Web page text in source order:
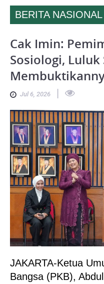
BERITA NASIONAL
Cak Imin:
Sosiologi, Luluk
Jul 6, 2026
JAKARTA-Ketua
Bangsa (PKB),